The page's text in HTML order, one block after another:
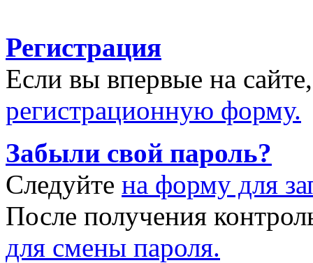
Регистрация
Если вы впервые на
регистрационную форму.
Забыли свой пароль?
Следуйте на форму для
После получения
для смены пароля.